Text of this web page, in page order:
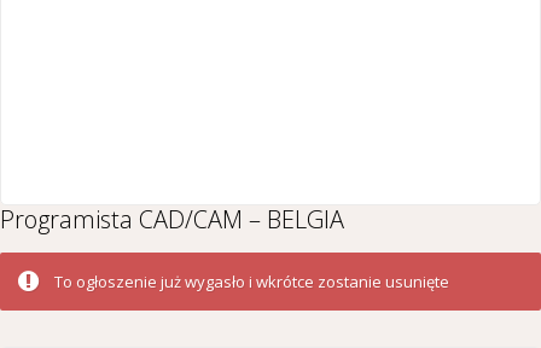
Programista CAD/CAM – BELGIA
To ogłoszenie już wygasło i wkrótce zostanie usunięte